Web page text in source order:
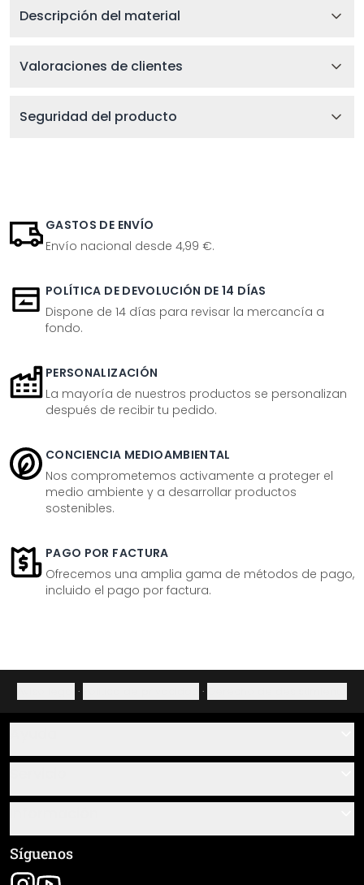
Descripción del material
Valoraciones de clientes
Seguridad del producto
GASTOS DE ENVÍO
Envío nacional desde 4,99 €.
POLÍTICA DE DEVOLUCIÓN DE 14 DÍAS
Dispone de 14 días para revisar la mercancía a
fondo.
PERSONALIZACIÓN
La mayoría de nuestros productos se personalizan
después de recibir tu pedido.
CONCIENCIA MEDIOAMBIENTAL
Nos comprometemos activamente a proteger el
medio ambiente y a desarrollar productos
sostenibles.
PAGO POR FACTURA
Ofrecemos una amplia gama de métodos de pago,
incluido el pago por factura.
· ·
Sobre nosotros
Resumen de materiales
Seguimiento de envío
Términos y condiciones generales (CGC)
Aviso legal
Síguenos